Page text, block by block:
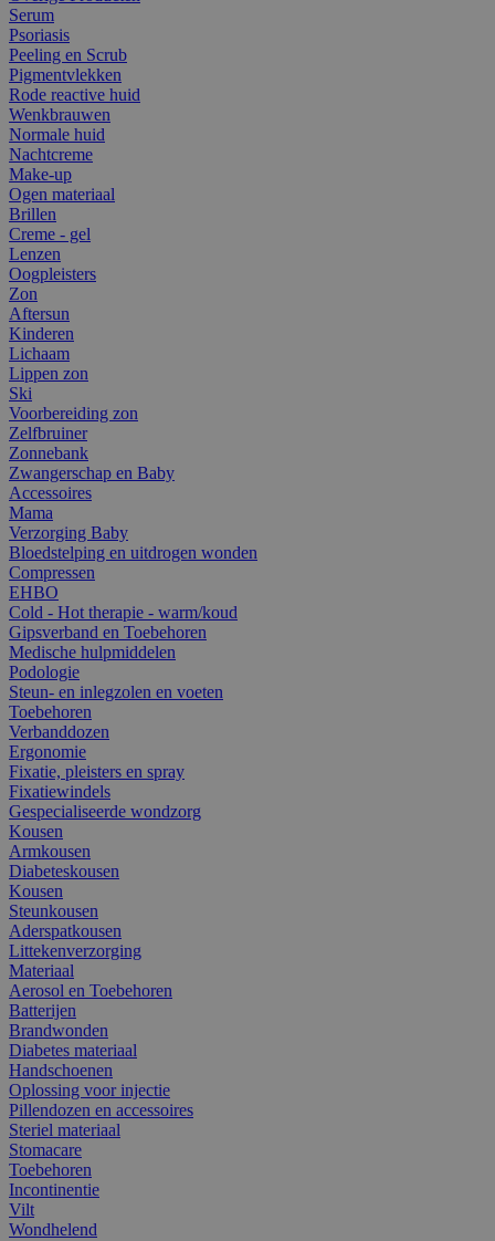
Serum
Psoriasis
Peeling en Scrub
Pigmentvlekken
Rode reactive huid
Wenkbrauwen
Normale huid
Nachtcreme
Make-up
Ogen materiaal
Brillen
Creme - gel
Lenzen
Oogpleisters
Zon
Aftersun
Kinderen
Lichaam
Lippen zon
Ski
Voorbereiding zon
Zelfbruiner
Zonnebank
Zwangerschap en Baby
Accessoires
Mama
Verzorging Baby
Bloedstelping en uitdrogen wonden
Compressen
EHBO
Cold - Hot therapie - warm/koud
Gipsverband en Toebehoren
Medische hulpmiddelen
Podologie
Steun- en inlegzolen en voeten
Toebehoren
Verbanddozen
Ergonomie
Fixatie, pleisters en spray
Fixatiewindels
Gespecialiseerde wondzorg
Kousen
Armkousen
Diabeteskousen
Kousen
Steunkousen
Aderspatkousen
Littekenverzorging
Materiaal
Aerosol en Toebehoren
Batterijen
Brandwonden
Diabetes materiaal
Handschoenen
Oplossing voor injectie
Pillendozen en accessoires
Steriel materiaal
Stomacare
Toebehoren
Incontinentie
Vilt
Wondhelend